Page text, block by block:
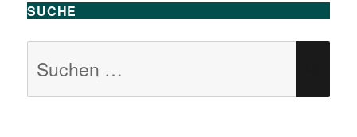
SUCHE
nach: